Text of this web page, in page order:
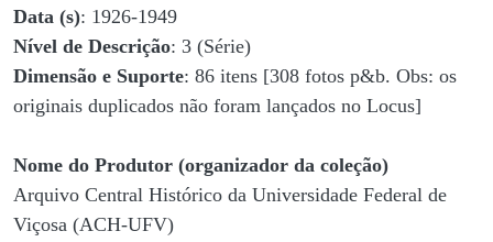
Data (s): 1926-1949
Nível de Descrição: 3 (Série)
Dimensão e Suporte: 86 itens [308 fotos p&b. Obs: os
originais duplicados não foram lançados no Locus]
Nome do Produtor (organizador da coleção)
Arquivo Central Histórico da Universidade Federal de
Viçosa (ACH-UFV)